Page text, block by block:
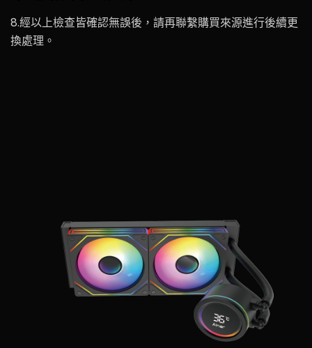
8.經以上檢查皆確認無誤後，請再聯繫購買來源進行後續更
換處理。